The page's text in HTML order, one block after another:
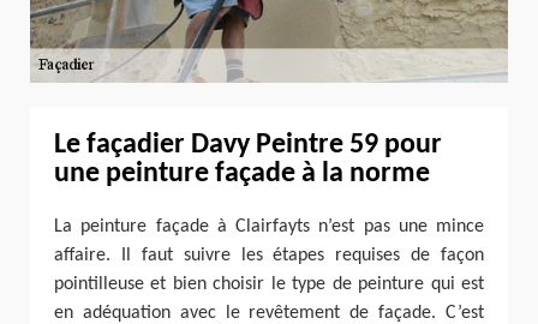
Le façadier Davy Peintre 59 pour
une peinture façade à la norme
La peinture façade à Clairfayts n’est pas une mince
affaire. Il faut suivre les étapes requises de façon
pointilleuse et bien choisir le type de peinture qui est
en adéquation avec le revêtement de façade. C’est